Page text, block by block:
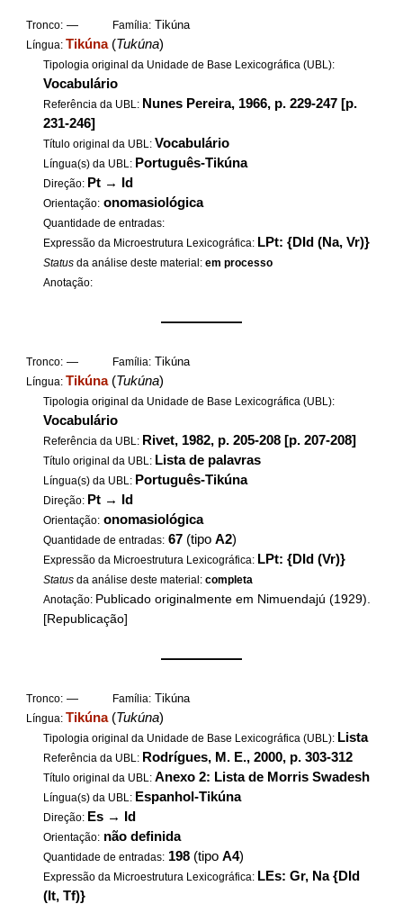
Tronco: — Família: Tikúna
Língua: Tikúna(Tukúna)
Tipologia original da Unidade de Base Lexicográfica (UBL):
Vocabulário
Referência da UBL: Nunes Pereira, 1966, p. 229-247 [p.
231-246]
Título original da UBL: Vocabulário
Língua(s) da UBL: Português-Tikúna
Direção: Pt → Id
Orientação: onomasiológica
Quantidade de entradas:
Expressão da Microestrutura Lexicográfica: LPt: {DId (Na, Vr)}
Status da análise deste material:em processo
Anotação:
——————
Tronco: — Família: Tikúna
Língua: Tikúna(Tukúna)
Tipologia original da Unidade de Base Lexicográfica (UBL):
Vocabulário
Referência da UBL: Rivet, 1982, p. 205-208 [p. 207-208]
Título original da UBL: Lista de palavras
Língua(s) da UBL: Português-Tikúna
Direção: Pt → Id
Orientação: onomasiológica
Quantidade de entradas: 67 (tipoA2)
Expressão da Microestrutura Lexicográfica: LPt: {DId (Vr)}
Status da análise deste material:completa
Anotação: Publicado originalmente em Nimuendajú (1929).
[Republicação]
——————
Tronco: — Família: Tikúna
Língua: Tikúna(Tukúna)
Tipologia original da Unidade de Base Lexicográfica (UBL): Lista
Referência da UBL: Rodrígues, M. E., 2000, p. 303-312
Título original da UBL:Anexo 2: Lista de Morris Swadesh
Língua(s) da UBL: Espanhol-Tikúna
Direção: Es → Id
Orientação: não definida
Quantidade de entradas: 198 (tipoA4)
Expressão da Microestrutura Lexicográfica: LEs: Gr, Na {DId
(It, Tf)}